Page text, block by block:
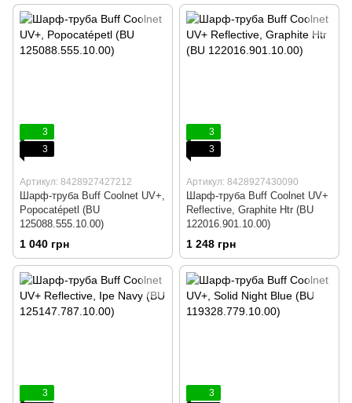
3
3
Артикул: 8428927427212
Шарф-труба Buff Coolnet UV+,
Popocatépetl (BU
125088.555.10.00)
1 040 грн
3
3
Артикул: 8428927430090
Шарф-труба Buff Coolnet UV+
Reflective, Graphite Htr (BU
122016.901.10.00)
1 248 грн
3
3